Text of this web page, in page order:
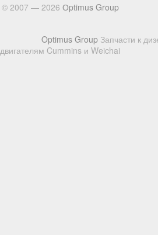
© 2007 — 2026 Оptimus Group
Optimus Group Запчасти к
двигателям Cummins и Weichai